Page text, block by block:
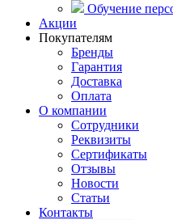
Обучение
Акции
Покупателям
Бренды
Гарантия
Доставка
Оплата
О компании
Сотрудники
Реквизиты
Сертификаты
Отзывы
Новости
Статьи
Контакты